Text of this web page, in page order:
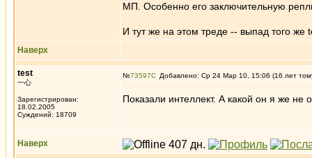
МП. Особенно его заключительную
И тут же на этом треде -- выпад того же
Наверх
test
一心
Зарегистрирован:
18.02.2005
Суждений: 18709
№73597 Добавлено: Ср 24 Мар 10, 15:06 (16 лет
Показали интеллект. А какой он я же
Наверх